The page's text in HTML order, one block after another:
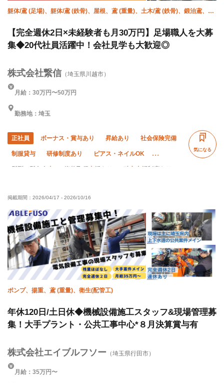
躯体/鳶 (足場)、躯体/鳶 (鉄骨)、屋根、鳶 (重量)、土木/鳶 (鉄骨)、鍛治鳶、橋
【完全週休2日×未経験者も月30万円】足場職人を大募
集◆20代社員活躍中！会社見学も大歓迎◎
株式会社繋信 （埼玉県川越市）
月給：30万円〜50万円
勤務地：埼玉
正社員 ボーナス・賞与あり 昇給あり 社会保険完備
制服貸与 研修制度あり ピアス・ネイルOK
完全週休二日制 夏季休暇
車・バイク通勤OK 転勤なし
気になる
掲載期間： 2026/04/17 - 2026/10/16
ポンプ、揚重、鳶 (重量)、衛生(配管工)
年休120日/土日休◆機械設備施工スタッフ&現場管理募
集！⼤⼿プラント・公共工事中心*８月決算賞与有
株式会社エイブルフソー （埼玉県行田市）
月給：35万円〜